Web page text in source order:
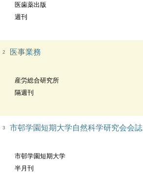
医歯薬出版
週刊
2 医事業務
産労総合研究所
隔週刊
3 市邨学園短期大学自然科学研究会会誌
市邨学園短期大学
半月刊